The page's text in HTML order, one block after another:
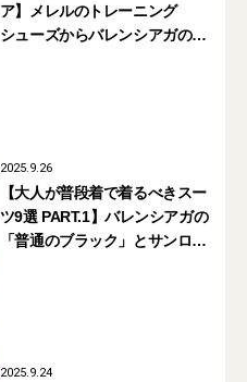
ア】メレルのトレーニング
シューズからバレンシアガのバ
2025.9.26
【大人が普段着で着るべきスー
ツ9選 PART.1】バレンシアガの
「普通のブラック」とサンロー
2025.9.24